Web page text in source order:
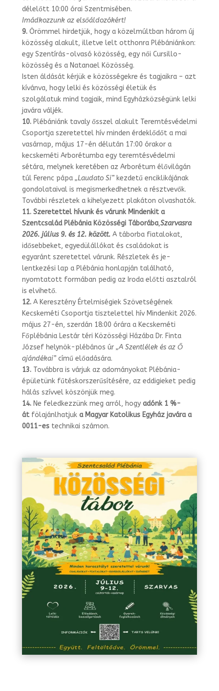
délelőtt 10:00 órai Szentmisében.
Imádkozzunk az elsőáldozókért!
9.Örömmel hirdetjük, hogy a közelmúltban három új
közösség alakult, illetve lelt otthonra Plébániánkon:
egy Szentírás-olvasó közösség, egy női Cursillo-
közösség és a Natanael Közösség.
Isten áldását kérjük e közösségekre és tagjaikra – azt
kívánva, hogy lelki és közös­ségi életük és
szolgálatuk mind tagjaik, mind Egyházközségünk lelki
javára váljék.
10.Plébániánk tavaly ősszel alakult Teremtésvédelmi
Csoportja szeretettel hív minden érdeklődőt a mai
vasárnap, május 17-én délután 17:00 órakor a
kecskeméti Arborétumba egy teremtésvédelmi
sétára, melynek keretében az Arborétum élővi­lágán
túl Ferenc pápa „Laudato Si”kezdetű enciklikájának
gondolataival is megis­merkedhetnek a résztvevők.
További részletek a kihelyezett plakáton olvashatók.
11. Szeretettel hívunk és várunk Mindenkit a
Szentcsalád Plébánia Közösségi Táborába,Szarvasra
2026. július 9. és 12. között.A táborba fiatalokat,
idősebbe­ket, egyedülállókat és családokat is
egyaránt szeretettel várunk. Részletek és je­
lentkezési lap a Plébánia honlapján található,
nyomtatott formában pedig az Iroda előtti asztalról
is elvihető.
12.A Keresztény Értelmiségiek Szövetségének
Kecskeméti Csoportja tisztelettel hív Mindenkit 2026.
május 27-én, szerdán 18:00 órára a Kecskeméti
Főplébánia Lestár téri Közösségi Házába Dr. Finta
József helynök-plébános úr „A Szentlélek és az Ő
ajándékai”című előadására.
13.Továbbra is várjuk az adományokat Plébánia-
épületünk fűtéskorszerűsítésére, az eddigieket pedig
hálás szívvel köszönjük meg.
14.Ne feledkezzünk meg arról, hogy adónk 1 %-
átfölajánlhatjuk a Magyar Katolikus Egyház javára a
0011-estechnikai számon.